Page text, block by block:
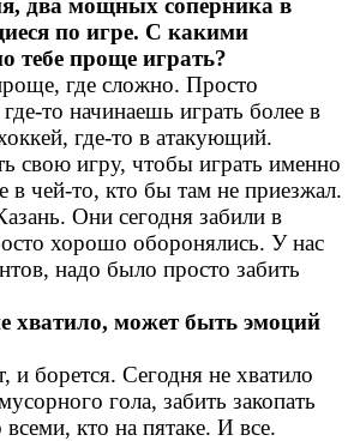
два мощных соперника в
по игре. С какими
тебе проще играть?
где сложно. Просто
то начинаешь играть более в
где-то в атакующий.
свою игру, чтобы играть именно
в чей-то, кто бы там не приезжал.
Они сегодня забили в
хорошо оборонялись. У нас
надо было просто забить
хватило, может быть эмоций
и борется. Сегодня не хватило
гола, забить закопать
всеми, кто на пятаке. И все.